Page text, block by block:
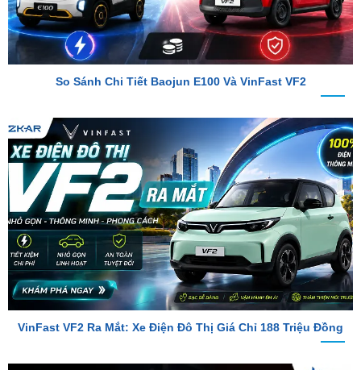
So Sánh Chi Tiết Baojun E100 Và VinFast VF2
VinFast VF2 Ra Mắt: Xe Điện Đô Thị Giá Chỉ 188 Triệu Đồng